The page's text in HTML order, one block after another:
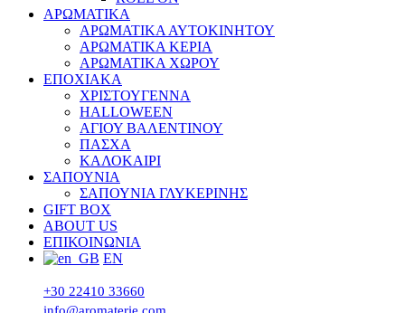
ΑΡΩΜΑΤΙΚΑ
ΑΡΩΜΑΤΙΚΑ ΑΥΤΟΚΙΝΗΤΟΥ
ΑΡΩΜΑΤΙΚΑ ΚΕΡΙΑ
ΑΡΩΜΑΤΙΚΑ ΧΩΡΟΥ
ΕΠΟΧΙΑΚΑ
ΧΡΙΣΤΟΥΓΕΝΝΑ
HALLOWEEN
ΑΓΙΟΥ ΒΑΛΕΝΤΙΝΟΥ
ΠΑΣΧΑ
ΚΑΛΟΚΑΙΡΙ
ΣΑΠΟΥΝΙΑ
ΣΑΠΟΥΝΙΑ ΓΛΥΚΕΡΙΝΗΣ
GIFT BOX
ABOUT US
ΕΠΙΚΟΙΝΩΝΙΑ
EN
+30 22410 33660